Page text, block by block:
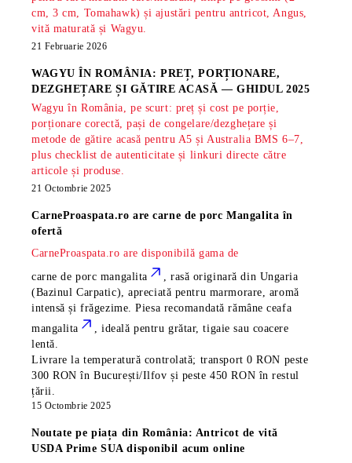
cm, 3 cm, Tomahawk) și ajustări pentru antricot, Angus,
vită maturată și Wagyu.
21 Februarie 2026
WAGYU ÎN ROMÂNIA: PREȚ, PORȚIONARE,
DEZGHEȚARE ȘI GĂTIRE ACASĂ — GHIDUL 2025
Wagyu în România, pe scurt: preț și cost pe porție,
porționare corectă, pași de congelare/dezghețare și
metode de gătire acasă pentru A5 și Australia BMS 6–7,
plus checklist de autenticitate și linkuri directe către
articole și produse.
21 Octombrie 2025
CarneProaspata.ro arecarne de porc Mangalita în
ofertă
CarneProaspata.ro are disponibilă gama de
carne de porc mangalita
, rasă originară din Ungaria
(Bazinul Carpatic), apreciată pentru marmorare, aromă
intensă și frăgezime. Piesa recomandată rămâneceafa
mangalita
, ideală pentru grătar, tigaie sau coacere
lentă.
Livrare la temperatură controlată; transport 0 RON peste
300 RON în București/Ilfov și peste 450 RON în restul
țării.
15 Octombrie 2025
Noutate pe piața din România: Antricot de vită
USDA Prime SUA disponibil acum online